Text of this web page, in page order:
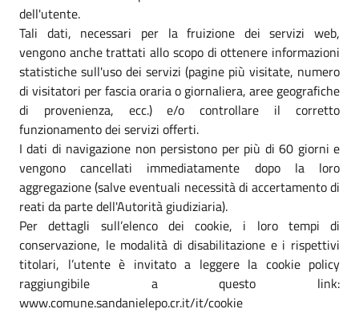
dell'utente.
Tali dati, necessari per la fruizione dei servizi web,
vengono anche trattati allo scopo di ottenere informazioni
statistiche sull'uso dei servizi (pagine più visitate, numero
di visitatori per fascia oraria o giornaliera, aree geografiche
di provenienza, ecc.) e/o controllare il corretto
funzionamento dei servizi offerti.
I dati di navigazione non persistono per più di 60 giorni e
vengono cancellati immediatamente dopo la loro
aggregazione (salve eventuali necessità di accertamento di
reati da parte dell'Autorità giudiziaria).
Per dettagli sull’elenco dei cookie, i loro tempi di
conservazione, le modalità di disabilitazione e i rispettivi
titolari, l’utente è invitato a leggere la cookie policy
raggiungibile a questo link:
www.comune.sandanielepo.cr.it/it/cookie